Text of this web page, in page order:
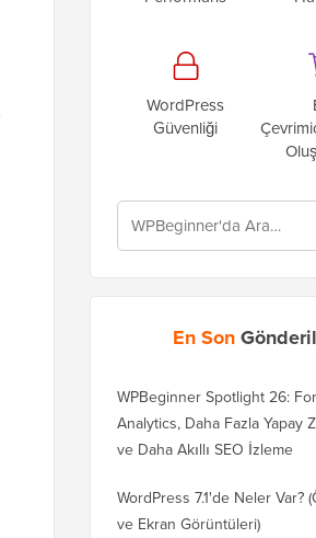
WordPress
Güvenliği
En Son
WPBeginner Spotlight 26:
Analytics, Daha Fazla Yapay
ve Daha Akıllı SEO İzleme
WordPress 7.1'de Neler Var?
ve Ekran Görüntüleri)